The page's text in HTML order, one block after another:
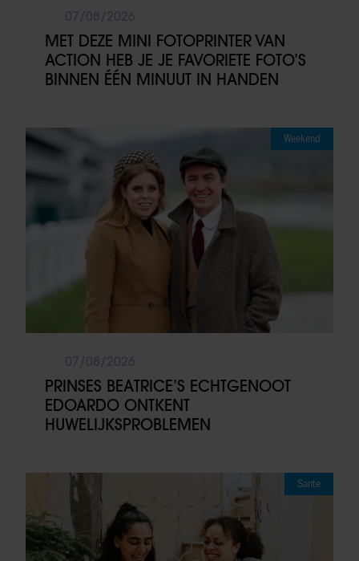
MET DEZE MINI FOTOPRINTER VAN
ACTION HEB JE JE FAVORIETE FOTO’S
BINNEN ÉÉN MINUUT IN HANDEN
Weekend
PRINSES BEATRICE’S ECHTGENOOT
EDOARDO ONTKENT
HUWELIJKSPROBLEMEN
Sante